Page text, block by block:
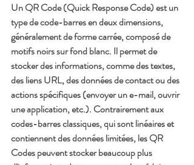
Un QR Code (Quick Response Code) est un
type de code-barres en deux dimensions,
généralement de forme carrée, composé de
motifs noirs sur fond blanc. Il permet de
stocker des informations, comme des textes,
des liens URL, des données de contact ou des
actions spécifiques (envoyer un e-mail, ouvrir
une application, etc.). Contrairement aux
codes-barres classiques, qui sont linéaires et
contiennent des données limitées, les QR
Codes peuvent stocker beaucoup plus